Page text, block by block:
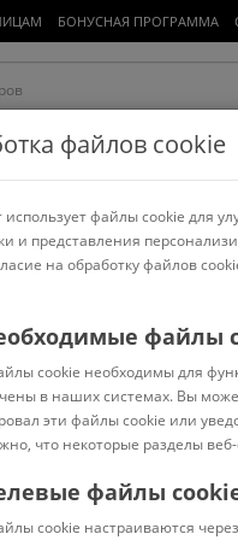
БОНУСНАЯ ПРОГРАММА
Работа и офис Авто и мото
файлов cookie
файлы cookie для
и представления
на обработку файлов
файлы
cookie необходимы для
в наших системах. Вы
эти файлы cookie или
что некоторые разделы
файлы
cookie настраиваются